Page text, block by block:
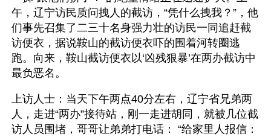
午，辽宁访民质问拽人的截访，“凭什么拽我？”，他
们事先召集了二三十名身强力壮的访民一同追赶截
访便衣，据说鞍山的截访便衣吓的围着河转圈逃
跑。向来，鞍山截访便衣以‘凶残狠暴’在两办截访中
最负恶名。
上访人士：当天下午两点40分左右，辽宁省兄弟两
人，走进“两办”接待站，刚一走进胡同，就被几位截
访人员围堵，哥哥让弟弟打电话： “给家里人报信：